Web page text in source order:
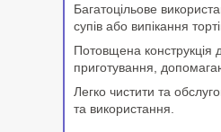
Багатоцільове
супів або випікання
Потовщена конструкція
приготування,
Легко чистити та
та використання.